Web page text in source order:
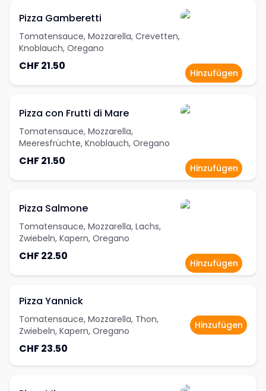
Pizza Gamberetti
Tomatensauce, Mozzarella, Crevetten,
Knoblauch, Oregano
CHF 21.50
Hinzufügen
Pizza con Frutti di Mare
Tomatensauce, Mozzarella,
Meeresfrüchte, Knoblauch, Oregano
CHF 21.50
Hinzufügen
Pizza Salmone
Tomatensauce, Mozzarella, Lachs,
Zwiebeln, Kapern, Oregano
CHF 22.50
Hinzufügen
Pizza Yannick
Tomatensauce, Mozzarella, Thon,
Zwiebeln, Kapern, Oregano
CHF 23.50
Hinzufügen